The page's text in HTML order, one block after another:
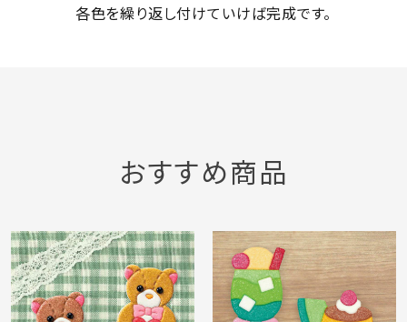
各色を繰り返し付けていけば完成です。
おすすめ商品